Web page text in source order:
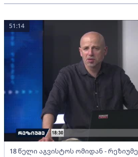
18 წელი აგვისტოს ომიდან - რეზიუმე
51:14